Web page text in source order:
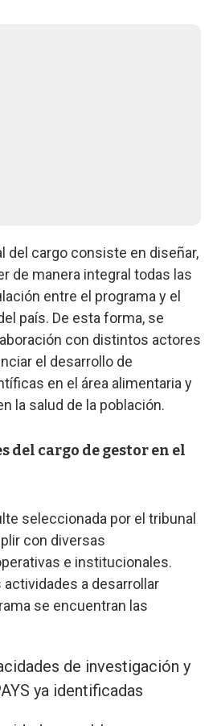
del cargo consiste en diseñar,
de manera integral todas las
entre el programa y el
país. De esta forma, se
con distintos actores
el desarrollo de
en el área alimentaria y
la salud de la población.
del cargo de gestor en el
seleccionada por el tribunal
con diversas
e institucionales.
a desarrollar
se encuentran las
de investigación y
ya identificadas